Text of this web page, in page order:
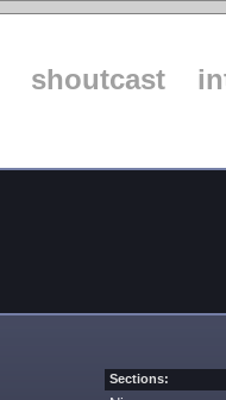
shoutcast
Sections: